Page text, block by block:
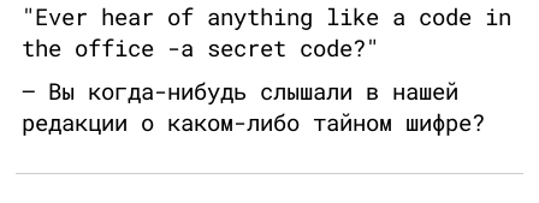
"Ever hear of anything like a code in
the office -a secret code?"
— Вы когда-нибудь слышали в нашей
редакции о каком-либо тайном шифре?